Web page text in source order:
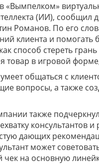
«Вымпелком»
(ИИ), сообщил
Романов. По его
клиента и помогать
способ стереть
товар в игровой
общаться с
вопросы, а также
также
консультантов
дающих
может
на основную